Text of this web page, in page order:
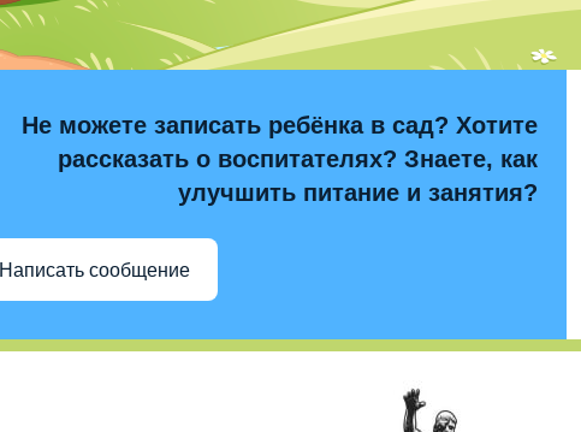
Не можете записать ребёнка в сад? Хотите
рассказать о воспитателях? Знаете, как
улучшить питание и занятия?
Написать сообщение